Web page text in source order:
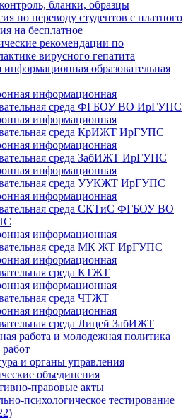
бланки, образцы
по переводу студентов с платного
на бесплатное
рекомендации по
вирусного гепатита
информационная образовательная
информационная
среда ФГБОУ ВО ИрГУПС
информационная
среда КрИЖТ ИрГУПС
информационная
среда ЗабИЖТ ИрГУПС
информационная
среда УУКЖТ ИрГУПС
информационная
среда СКТиС ФГБОУ ВО
информационная
среда МК ЖТ ИрГУПС
информационная
среда КТЖТ
информационная
среда ЧТЖТ
информационная
среда Лицей ЗабИЖТ
работа и молодежная политика
и органы управления
объединения
правовые акты
психологическое тестирование